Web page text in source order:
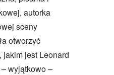
autorka
sceny
otworzyć
jakim jest Leonard
wyjątkowo –